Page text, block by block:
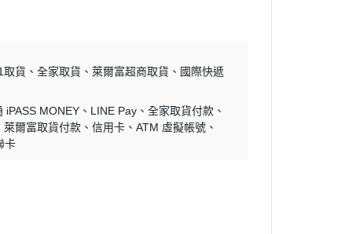
取貨 全家取貨 萊爾富超商取貨
國際快遞
iPASS MONEY LINE Pay
全家取貨付款
萊爾富取貨付款 信用卡
ATM 虛擬帳號
卡